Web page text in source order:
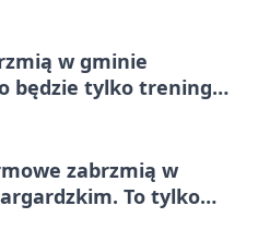
w gminie
będzie tylko trening
zabrzmią w
To tylko